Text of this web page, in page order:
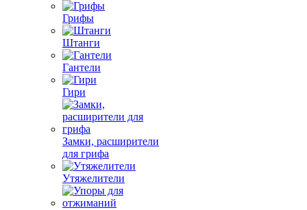
Грифы
Штанги
Гантели
Гири
Замки, расширители
для грифа
Утяжелители